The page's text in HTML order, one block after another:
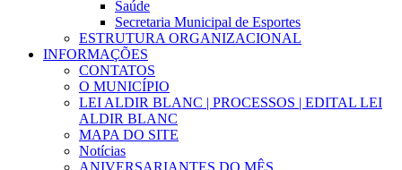
Saúde
Secretaria Municipal de Esportes
ESTRUTURA ORGANIZACIONAL
INFORMAÇÕES
CONTATOS
O MUNICÍPIO
LEI ALDIR BLANC | PROCESSOS | EDITAL LEI
ALDIR BLANC
MAPA DO SITE
Notícias
ANIVERSARIANTES DO MÊS